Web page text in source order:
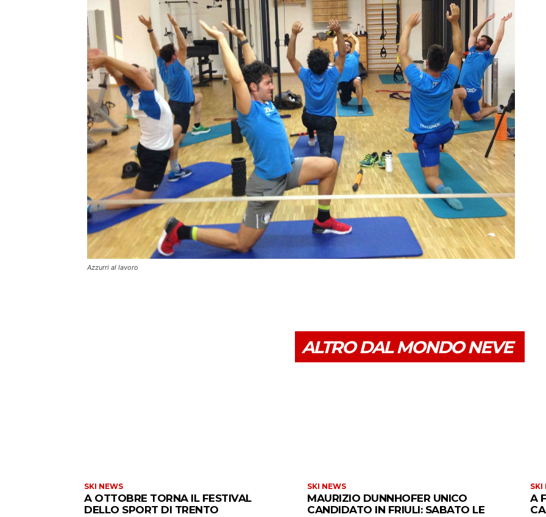
Azzurri al lavoro
ALTRO DAL MONDO NEVE
SKI NEWS
A OTTOBRE TORNA IL FESTIVAL
DELLO SPORT DI TRENTO
SKI NEWS
MAURIZIO DUNNHOFER UNICO
CANDIDATO IN FRIULI: SABATO LE
SKI
A